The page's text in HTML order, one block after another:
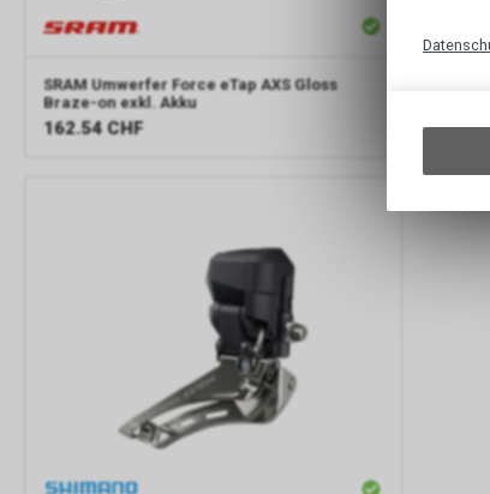
SRAM Umwerfer Force eTap AXS Gloss
Braze-on exkl. Akku
162.54 CHF 41.65